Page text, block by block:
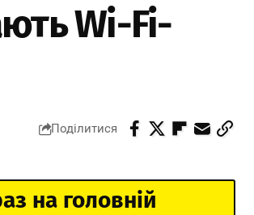
Wi-Fi-
Поділитися
на головній